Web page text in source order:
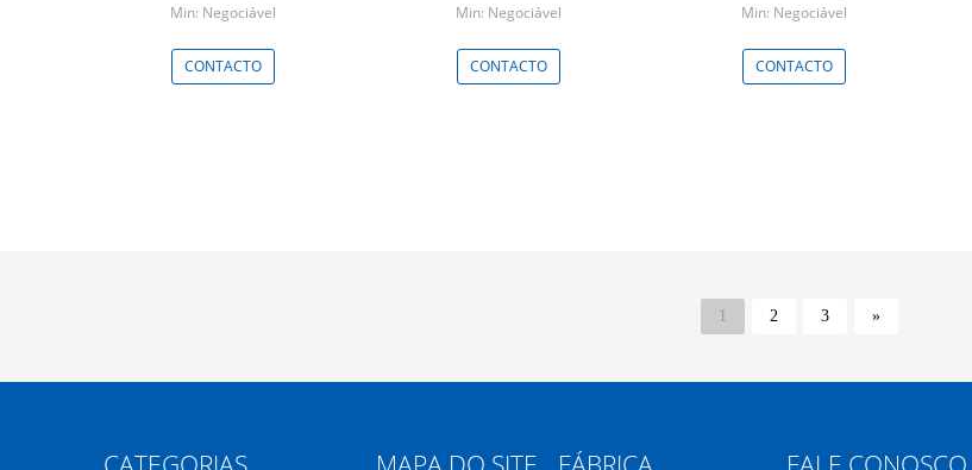
Min: Negociável
CONTACTO
Min: Negociável
CONTACTO
Min: Negociável
CONTACTO
1 2 3 »